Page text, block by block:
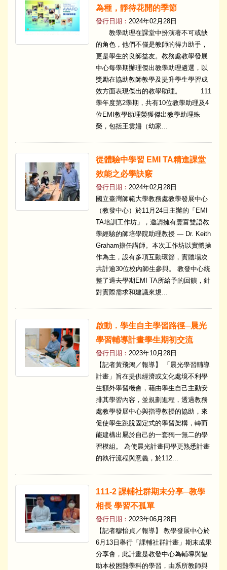
為種，靜待花開的季節
發行日期： 2024年02月28日
教學助理在課堂中扮演著不可或缺
的角色，他們不僅是教師的得力助手，
更是學生的良師益友。教務處教學發展
中心每學期辦理傑出教學助理遴選，以
獎勵在協助教師教學及提升學生學習成
效方面表現傑出的教學助理。 111
學年度第2學期，共有10位教學助理及4
位EMI教學助理榮獲傑出教學助理殊
榮，包括王雲姍（幼家...
從體驗中學習 EMI TA精進課堂
效能之必學訣竅
發行日期： 2024年02月28日
國立臺灣師範大學教務處教學發展中心
（教發中心）於11月24日主辦的「EMI
TA培訓工作坊」，邀請擁有豐富雙語教
學經驗的師培學院助理教授 — Dr. Keith
Graham擔任講師。本次工作坊以實體操
作為主，設有多項互動環節，實體場次
共計逾30位校內師生參與。 教發中心統
整了過去學期EMI TA所給予的回饋，針
對實際需求和建議來規...
啟動．學生自主學習路徑─晨光
學習輔導計畫學生期初交流
發行日期： 2023年10月28日
【記者黃飛鴻／報導】 「晨光學習輔導
計畫」旨在提供經濟或文化處境不利學
生額外學習機會，藉由學生自己主動安
排其學習內容，並規劃進程，透過教務
處教學發展中心與指導教授的協助，來
促使學生跳脫固定式的學習架構，轉而
能建構出屬於自己的一套獨一無二的學
習模組。 為使晨光計畫同學更熟悉計畫
的執行流程與意義，於112...
111-2 課輔社群期末分享─教學
相長 學習不孤單
發行日期： 2023年06月28日
【記者穆怡貞／報導】 教學發展中心於
6月13日舉行「課輔社群計畫」期末成果
分享會，此計畫是教發中心為輔導與協
助本校困難學科的學習，由系所教師與